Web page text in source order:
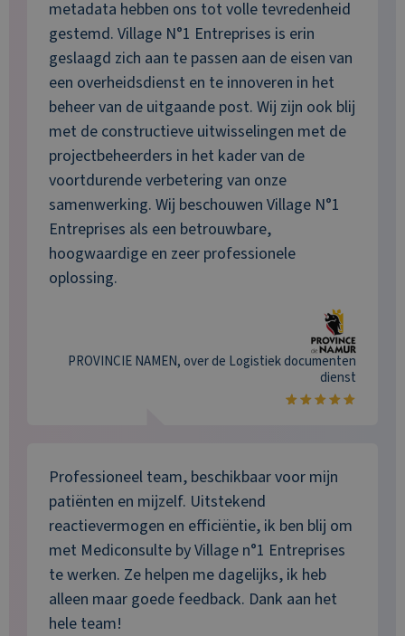
metadata hebben ons tot volle tevredenheid
gestemd. Village N°1 Entreprises is erin
geslaagd zich aan te passen aan de eisen van
een overheidsdienst en te innoveren in het
beheer van de uitgaande post. Wij zijn ook blij
met de constructieve uitwisselingen met de
projectbeheerders in het kader van de
voortdurende verbetering van onze
samenwerking. Wij beschouwen Village N°1
Entreprises als een betrouwbare,
hoogwaardige en zeer professionele
oplossing.
PROVINCIE NAMEN, over de Logistiek documenten
dienst
Professioneel team, beschikbaar voor mijn
patiënten en mijzelf. Uitstekend
reactievermogen en efficiëntie, ik ben blij om
met Mediconsulte by Village n°1 Entreprises
te werken. Ze helpen me dagelijks, ik heb
alleen maar goede feedback. Dank aan het
hele team!